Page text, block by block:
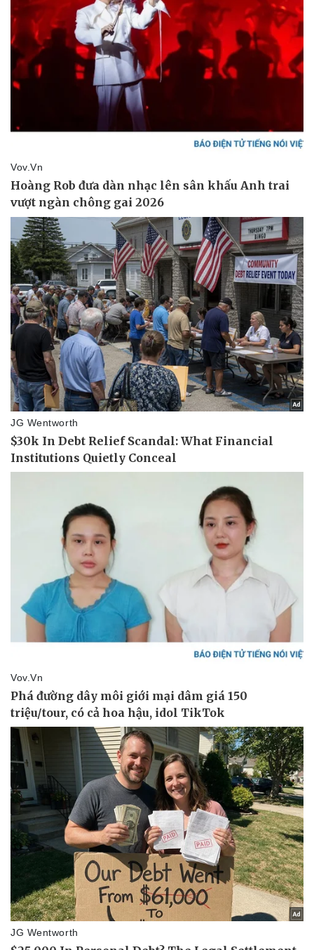
Doanh nghiệp
Thông tin doanh nghiệp
Doanh nghiệp 24h
Doanh nhân
Vì cộng đồng
Công nghệ
Sành điệu
Tin Công nghệ
Trải nghiệm
Chuyển đổi số
Sức khỏe
Dinh dưỡng - món ngon
Cây thuốc
Sản phụ khoa
Làm đẹp - giảm cân
Phòng mạch online
Ăn sạch sống khỏe
Đời sống
Nhà đẹp
Blog
Tình yêu - Gia đình